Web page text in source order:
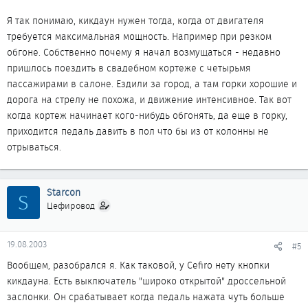
Я так понимаю, кикдаун нужен тогда, когда от двигателя
требуется максимальная мощность. Например при резком
обгоне. Собственно почему я начал возмущаться - недавно
пришлось поездить в свадебном кортеже с четырьмя
пассажирами в салоне. Ездили за город, а там горки хорошие и
дорога на стрелу не похожа, и движение интенсивное. Так вот
когда кортеж начинает кого-нибудь обгонять, да еще в горку,
приходится педаль давить в пол что бы из от колонны не
отрываться.
S Starcon
Цефировод
19.08.2003 #5
Вообщем, разобрался я. Как таковой, у Cefiro нету кнопки
кикдауна. Есть выключатель "широко открытой" дроссельной
заслонки. Он срабатывает когда педаль нажата чуть больше